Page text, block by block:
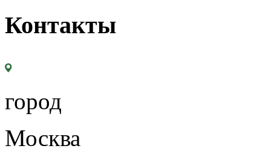
Контакты
город
Москва